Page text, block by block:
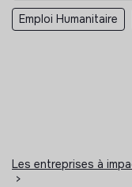
Emploi Humanitaire
Les entreprises à
>